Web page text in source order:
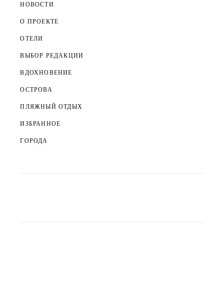
НОВОСТИ
О ПРОЕКТЕ
ОТЕЛИ
ВЫБОР РЕДАКЦИИ
ВДОХНОВЕНИЕ
ОСТРОВА
ПЛЯЖНЫЙ ОТДЫХ
ИЗБРАННОЕ
ГОРОДА